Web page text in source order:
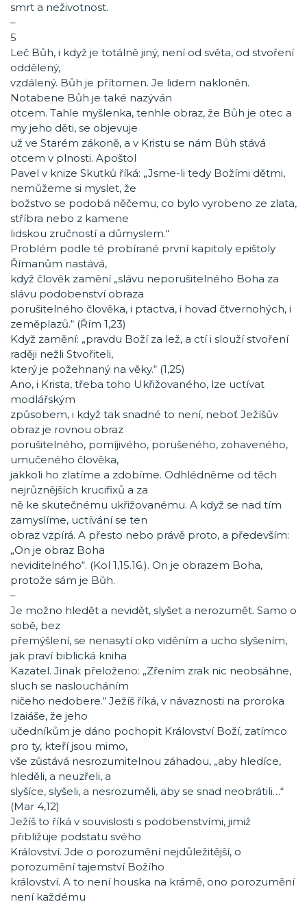
smrt a neživotnost.
–
5
Leč Bůh, i když je totálně jiný, není od světa, od stvoření
oddělený,
vzdálený. Bůh je přítomen. Je lidem nakloněn.
Notabene Bůh je také nazýván
otcem. Tahle myšlenka, tenhle obraz, že Bůh je otec a
my jeho děti, se objevuje
už ve Starém zákoně, a v Kristu se nám Bůh stává
otcem v plnosti. Apoštol
Pavel v knize Skutků říká: „Jsme-li tedy Božími dětmi,
nemůžeme si myslet, že
božstvo se podobá něčemu, co bylo vyrobeno ze zlata,
stříbra nebo z kamene
lidskou zručností a důmyslem.“
Problém podle té probírané první kapitoly epištoly
Římanům nastává,
když člověk zamění „slávu neporušitelného Boha za
slávu podobenství obraza
porušitelného člověka, i ptactva, i hovad čtvernohých, i
zeměplazů.“ (Řím 1,23)
Když zamění: „pravdu Boží za lež, a ctí i slouží stvoření
raději nežli Stvořiteli,
který je požehnaný na věky.“ (1,25)
Ano, i Krista, třeba toho Ukřižovaného, lze uctívat
modlářským
způsobem, i když tak snadné to není, neboť Ježíšův
obraz je rovnou obraz
porušitelného, pomíjivého, porušeného, zohaveného,
umučeného člověka,
jakkoli ho zlatíme a zdobíme. Odhlédněme od těch
nejrůznějších krucifixů a za
ně ke skutečnému ukřižovanému. A když se nad tím
zamyslíme, uctívání se ten
obraz vzpírá. A přesto nebo právě proto, a především:
„On je obraz Boha
neviditelného“. (Kol 1,15.16.). On je obrazem Boha,
protože sám je Bůh.
–
Je možno hledět a nevidět, slyšet a nerozumět. Samo o
sobě, bez
přemýšlení, se nenasytí oko viděním a ucho slyšením,
jak praví biblická kniha
Kazatel. Jinak přeloženo: „Zřením zrak nic neobsáhne,
sluch se nasloucháním
ničeho nedobere.“ Ježíš říká, v návaznosti na proroka
Izaiáše, že jeho
učedníkům je dáno pochopit Království Boží, zatímco
pro ty, kteří jsou mimo,
vše zůstává nesrozumitelnou záhadou, „aby hledíce,
hleděli, a neuzřeli, a
slyšíce, slyšeli, a nesrozuměli, aby se snad neobrátili…“
(Mar 4,12)
Ježíš to říká v souvislosti s podobenstvími, jimiž
přibližuje podstatu svého
Království. Jde o porozumění nejdůležitější, o
porozumění tajemství Božího
království. A to není houska na krámě, ono porozumění
není každému